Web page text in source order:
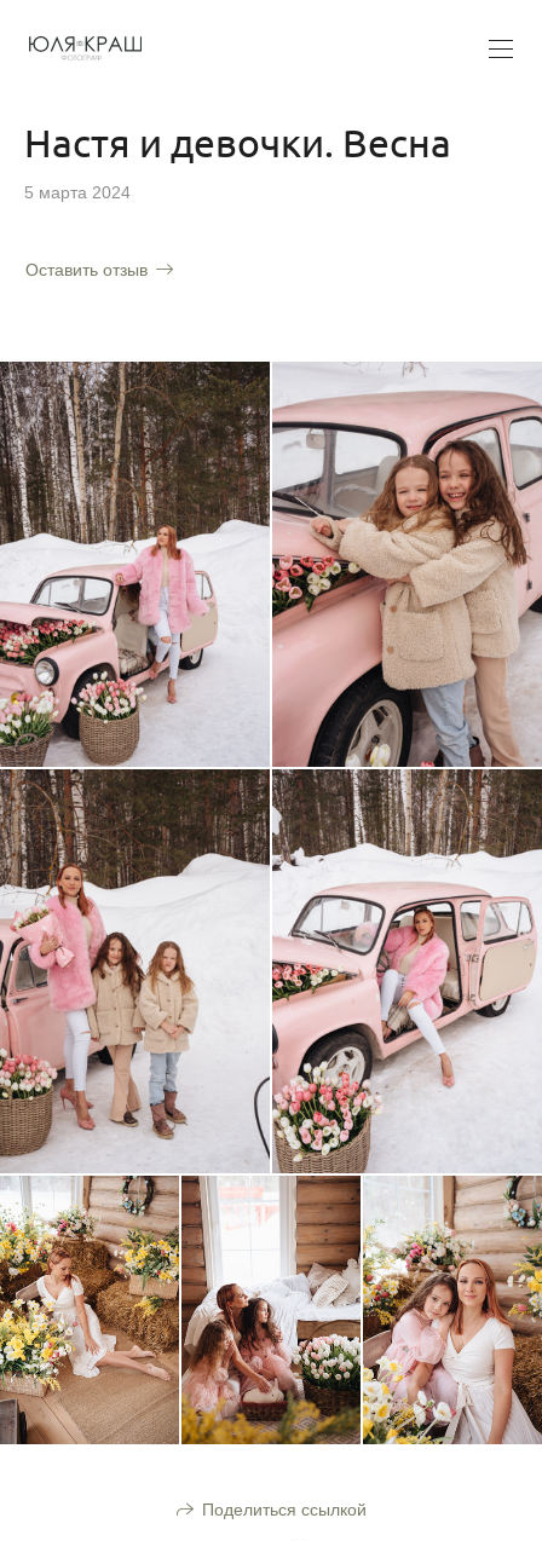
Настя и девочки. Весна
5 марта 2024
Оставить отзыв
Поделиться ссылкой